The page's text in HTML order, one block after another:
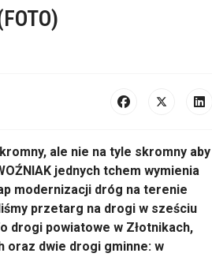
ale nie na tyle skromny aby
jednych tchem wymienia
modernizacji dróg na terenie
przetarg na drogi w sześciu
drogi powiatowe w Złotnikach,
oraz dwie drogi gminne: w